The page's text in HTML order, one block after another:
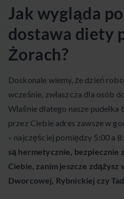
Jak wygląda
dostawa diety
Żorach?
Doskonale wiemy, że dzień
wcześnie, zwłaszcza dla osób
Właśnie dlatego nasze
przez Ciebie adres zawsze w
– najczęściej pomiędzy 5:00 a
są hermetycznie, bezpiecznie
Ciebie, zanim jeszcze
Dworcowej, Rybnickiej czy